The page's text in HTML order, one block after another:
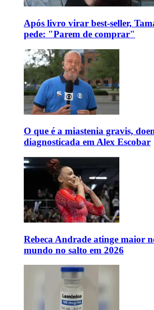
Após livro virar best-seller,
pede: "Parem de comprar"
O que é a miastenia gravis,
diagnosticada em Alex Escobar
Rebeca Andrade atinge maior
mundo no salto em 2026